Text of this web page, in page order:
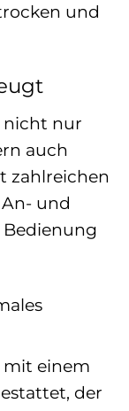
und
nicht nur
auch
zahlreichen
und
mit einem
der